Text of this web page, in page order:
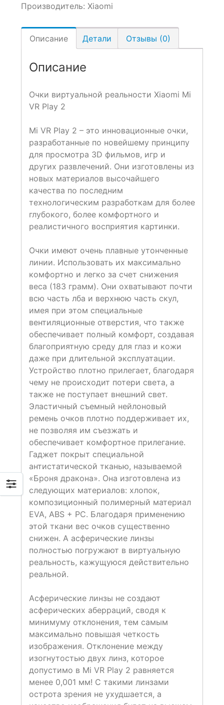
Производитель: Xiaomi
Описание Детали Отзывы (0)
Описание
Очки виртуальной реальности Xiaomi Mi
VR Play 2
Mi VR Play 2 – это инновационные очки,
разработанные по новейшему принципу
для просмотра 3D фильмов, игр и
других развлечений. Они изготовлены из
новых материалов высочайшего
качества по последним
технологическим разработкам для более
глубокого, более комфортного и
реалистичного восприятия картинки.
Очки имеют очень плавные утонченные
линии. Использовать их максимально
комфортно и легко за счет снижения
веса (183 грамм). Они охватывают почти
всю часть лба и верхнюю часть скул,
имея при этом специальные
вентиляционные отверстия, что также
обеспечивает полный комфорт, создавая
благоприятную среду для глаз и кожи
даже при длительной эксплуатации.
Устройство плотно прилегает, благодаря
чему не происходит потери света, а
также не поступает внешний свет.
Эластичный съемный нейлоновый
ремень очков плотно поддерживает их,
не позволяя им съезжать и
обеспечивает комфортное прилегание.
Гаджет покрыт специальной
антистатической тканью, называемой
«Броня дракона». Она изготовлена из
следующих материалов: хлопок,
композиционный полимерный материал
EVA, ABS + PC. Благодаря применению
этой ткани вес очков существенно
снижен. А асферические линзы
полностью погружают в виртуальную
реальность, кажущуюся действительно
реальной.
Асферические линзы не создают
асферических аберраций, сводя к
минимуму отклонения, тем самым
максимально повышая четкость
изображения. Отклонение между
изогнутостью двух линз, которое
допустимо в Mi VR Play 2 равняется
менее 0,001 мм! С такими линзами
острота зрения не ухудшается, а